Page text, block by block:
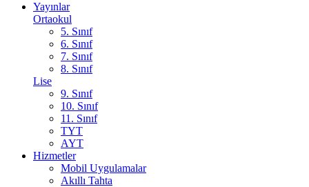
Yayınlar
Ortaokul
5. Sınıf
6. Sınıf
7. Sınıf
8. Sınıf
Lise
9. Sınıf
10. Sınıf
11. Sınıf
TYT
AYT
Hizmetler
Mobil Uygulamalar
Akıllı Tahta